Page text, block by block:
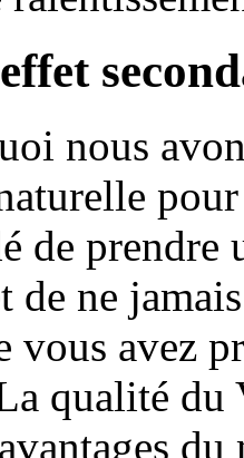
nous
de prendre
de ne
vous avez
qualité du
du